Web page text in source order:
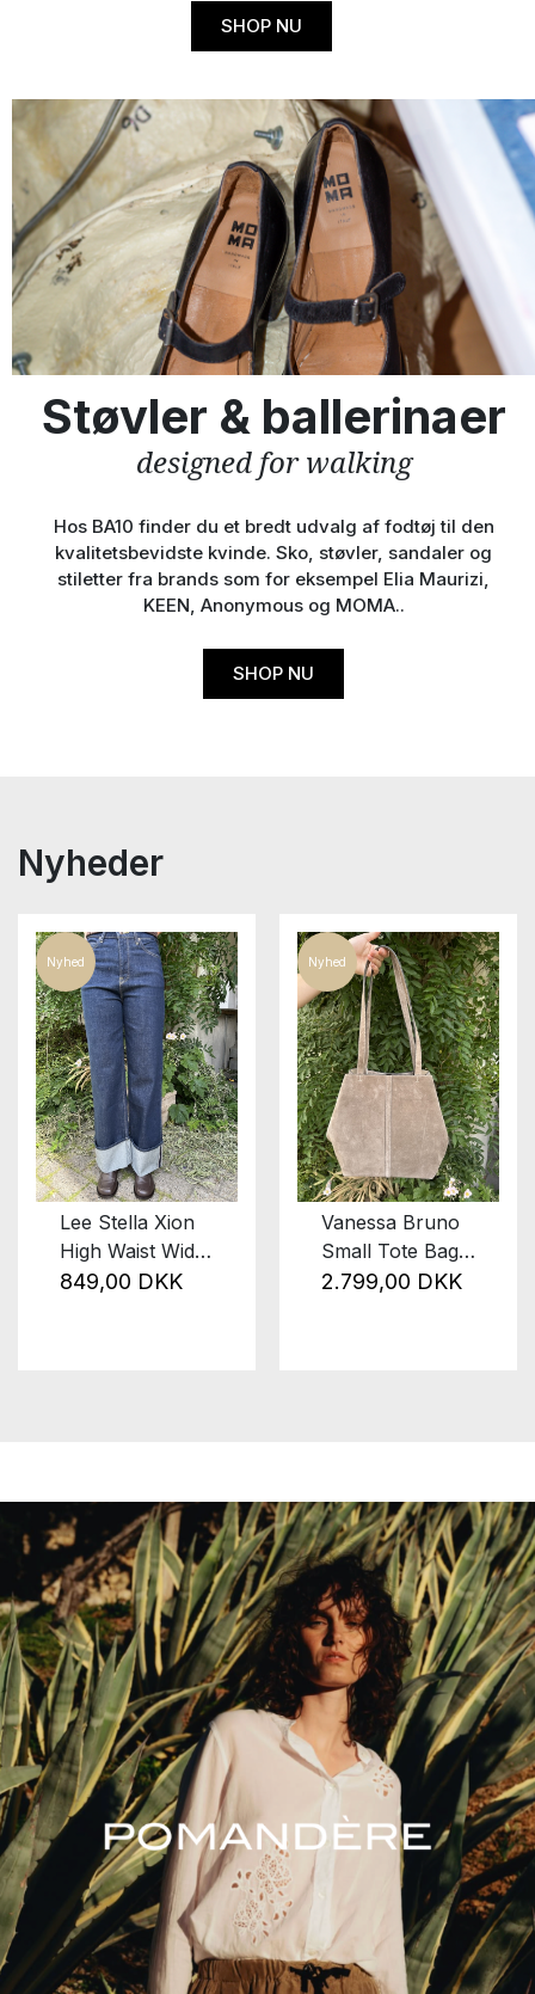
SHOP NU
Støvler & ballerinaer
designed for walking
Hos BA10 finder du et bredt udvalg af fodtøj til den
kvalitetsbevidste kvinde. Sko, støvler, sandaler og
stiletter fra brands som for eksempel Elia Maurizi,
KEEN, Anonymous og MOMA..
SHOP NU
Nyheder
Nyhed
Lee Stella Xion
High Waist Wide
Leg
849,00 DKK
Nyhed
Vanessa Bruno
Small Tote Bag
Taupe
2.799,00 DKK